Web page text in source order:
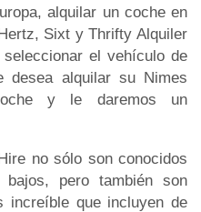
alquilar un coche en
Sixt y Thrifty Alquiler
el vehículo de
alquilar su Nimes
y le daremos un
no sólo son conocidos
pero también son
increíble que incluyen de